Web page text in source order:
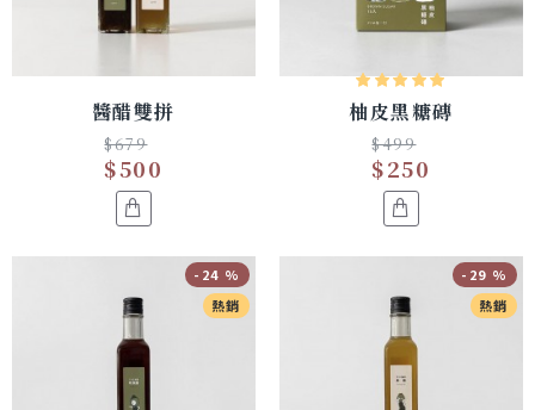
醬醋雙拼
$500
$679
柚皮黑糖磚
$250
$499
熱銷
-24 %
熱銷
-29 %